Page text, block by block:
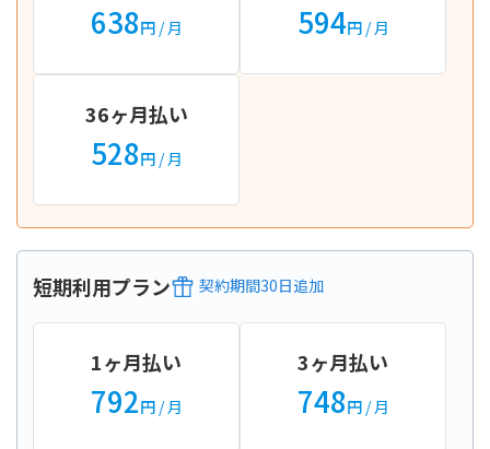
638円/ 月 594円/ 月
36ヶ月払い
528円/ 月
短期利用プラン 契約期間30日追加
1ヶ月払い
792円/ 月
3ヶ月払い
748円/ 月